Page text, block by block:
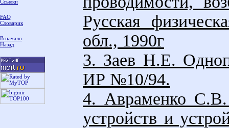
Ссылки
FAQ
Словарик
В начало
Назад
Русская
обл., 1990г
3. Заев Н.Е.
ИР №10/94.
4. Авраменко С.В.
устройств и